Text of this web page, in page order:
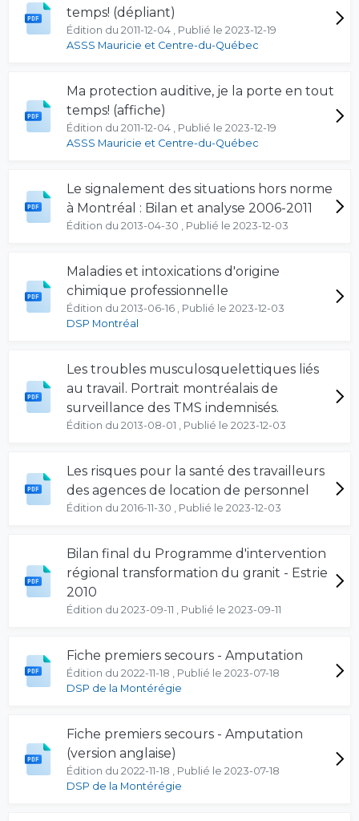
temps! (dépliant)
Édition du 2011-12-04 , Publié le 2023-12-19
ASSS Mauricie et Centre-du-Québec
Ma protection auditive, je la porte en tout
temps! (affiche)
Édition du 2011-12-04 , Publié le 2023-12-19
ASSS Mauricie et Centre-du-Québec
Le signalement des situations hors norme
à Montréal : Bilan et analyse 2006-2011
Édition du 2013-04-30 , Publié le 2023-12-03
Maladies et intoxications d'origine
chimique professionnelle
Édition du 2013-06-16 , Publié le 2023-12-03
DSP Montréal
Les troubles musculosquelettiques liés
au travail. Portrait montréalais de
surveillance des TMS indemnisés.
Édition du 2013-08-01 , Publié le 2023-12-03
Les risques pour la santé des travailleurs
des agences de location de personnel
Édition du 2016-11-30 , Publié le 2023-12-03
Bilan final du Programme d'intervention
régional transformation du granit - Estrie
2010
Édition du 2023-09-11 , Publié le 2023-09-11
Fiche premiers secours - Amputation
Édition du 2022-11-18 , Publié le 2023-07-18
DSP de la Montérégie
Fiche premiers secours - Amputation
(version anglaise)
Édition du 2022-11-18 , Publié le 2023-07-18
DSP de la Montérégie